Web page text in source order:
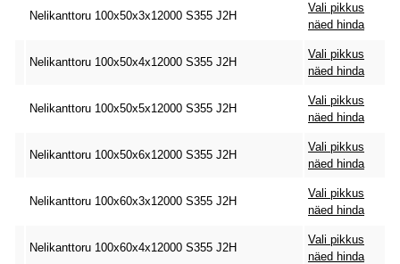
Nelikanttoru 100x50x3x12000 S355 J2H
Vali pikkus
näed hinda
Nelikanttoru 100x50x4x12000 S355 J2H
Vali pikkus
näed hinda
Nelikanttoru 100x50x5x12000 S355 J2H
Vali pikkus
näed hinda
Nelikanttoru 100x50x6x12000 S355 J2H
Vali pikkus
näed hinda
Nelikanttoru 100x60x3x12000 S355 J2H
Vali pikkus
näed hinda
Nelikanttoru 100x60x4x12000 S355 J2H
Vali pikkus
näed hinda